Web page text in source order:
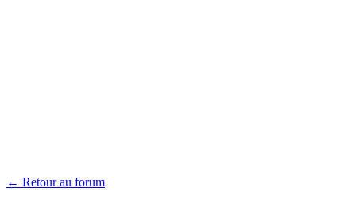
← Retour au forum